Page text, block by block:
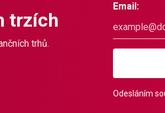
trzích
trhů.
Email:
Odesláním